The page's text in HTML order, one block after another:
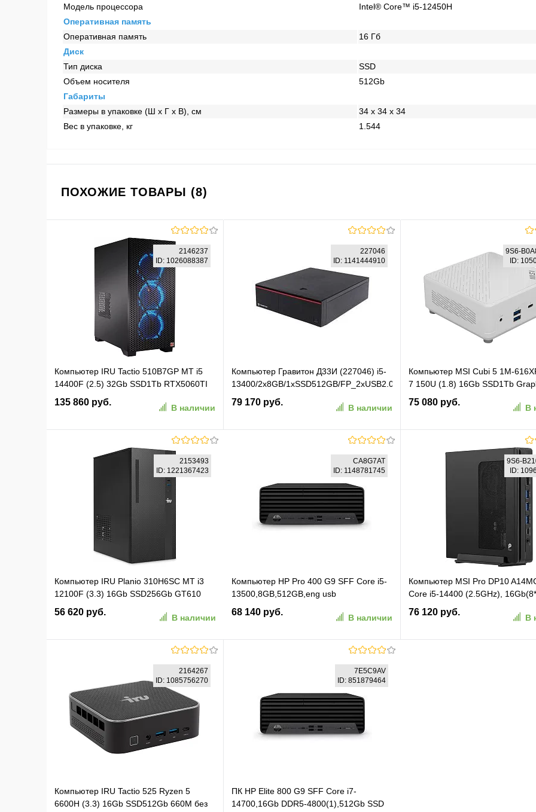
Модель процессора
Intel® Core™ i5-12450H
Оперативная память
Оперативная память
16 Гб
Диск
Тип диска
SSD
Объем носителя
512Gb
Габариты
Размеры в упаковке (Ш x Г x В), см
34 x 34 x 34
Вес в упаковке, кг
1.544
ПОХОЖИЕ ТОВАРЫ (8)
2146237
ID: 1026088387
Компьютер IRU Tactio 510B7GP MT i5
14400F (2.5) 32Gb SSD1Tb RTX5060TI
8Gb FreeDOS GbitEth 650W черный
(RUS) (2146237)
135 860 руб.
В наличии
В корзину
К сравнению
227046
ID: 1141444910
Компьютер Гравитон Д33И (227046) i5-
13400/2x8GB/1xSSD512GB/FP_2xUSB2.0/RJ-
45POE/250W/K+M/NoOS/Реестр МПТ
79 170 руб.
В наличии
В избранное К сравнению
9S6-
ID:
Компьютер MSI Cubi 5 1M-
7 150U (1.8) 16Gb SSD1Tb
ОС 2.5xGbitEth+1xGbitEth WiFi
белый (9S6-B0A822-616)
75 080 руб.
В
В корзину
К
2153493
ID: 1221367423
Компьютер IRU Planio 310H6SC MT i3
12100F (3.3) 16Gb SSD256Gb GT610
2Gb Windows 11 Pro GbitEth 400W
черный (2153493)
56 620 руб.
В наличии
В избранное К сравнению
CA8G7AT
ID: 1148781745
Компьютер HP Pro 400 G9 SFF Core i5-
13500,8GB,512GB,eng usb
kbd,mouse,DOS,1Wty (CA8G7AT)
68 140 руб.
В наличии
В избранное К сравнению
9S6-
ID:
Компьютер MSI Pro DP10
Core i5-14400 (2.5GHz),
SO-DIMM, 512GB SSD M.2, Intel
Graphics, noDVD, WiFi, BT,
76 120 руб.
В
2164267
ID: 1085756270
Компьютер IRU Tactio 525 Ryzen 5
6600H (3.3) 16Gb SSD512Gb 660M без
7E5C9AV
ID: 851879464
ПК HP Elite 800 G9 SFF Core i7-
14700,16Gb DDR5-4800(1),512Gb SSD